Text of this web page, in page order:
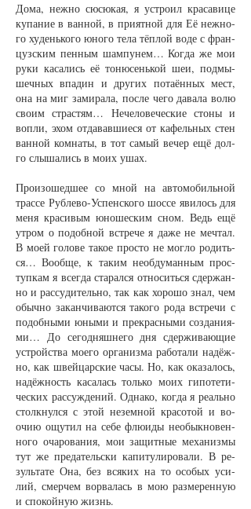
До­ма, неж­но сю­сю­кая, я устро­ил кра­са­ви­це
ку­па­ние в ван­ной, в при­ят­ной для Её неж­но­
го ху­день­ко­го юно­го те­ла тёп­лой во­де с фран­
цуз­ским пен­ным шам­пу­нем… Ког­да же мои
ру­ки ка­са­лись её то­ню­сень­кой шеи, под­мы­
шеч­ных впа­дин и дру­гих по­та­ён­ных мест,
она на миг за­ми­ра­ла, пос­ле че­го да­ва­ла во­лю
сво­им страс­тям… Не­че­ло­ве­чес­кие сто­ны и
воп­ли, эхом от­да­вав­ши­е­ся от ка­фель­ных стен
ван­ной ком­на­ты, в тот са­мый ве­чер ещё дол­
го слы­ша­лись в мо­их ушах.
Про­изо­шед­шее со мной на ав­то­мо­биль­ной
трас­се Руб­ле­во-Успен­ско­го шос­се яви­лось для
ме­ня кра­си­вым юно­шес­ким сном. Ведь ещё
ут­ром о по­доб­ной встре­че я да­же не меч­тал.
В мо­ей го­ло­ве та­кое прос­то не мог­ло ро­дить­
ся… Во­об­ще, к та­ким не­об­ду­ман­ным прос­
туп­кам я всег­да ста­рал­ся от­но­сить­ся сдер­жан­
но и рас­су­ди­тель­но, так как хо­ро­шо знал, чем
обыч­но за­кан­чи­ва­ют­ся та­ко­го ро­да встре­чи с
по­доб­ны­ми юны­ми и пре­крас­ны­ми со­зда­ни­я­
ми… До се­год­няш­не­го дня сдер­жи­ва­ю­щие
устройст­ва мо­е­го ор­га­низ­ма ра­бо­та­ли на­дёж­
но, как швей­цар­ские ча­сы. Но, как ока­за­лось,
на­дёж­ность ка­са­лась толь­ко мо­их ги­по­те­ти­
чес­ких рас­суж­де­ний. Од­на­ко, ког­да я ре­аль­но
столк­нул­ся с этой не­зем­ной кра­со­той и во­
очию ощу­тил на се­бе флю­и­ды не­обык­но­вен­
но­го оча­ро­ва­ния, мои за­щит­ные ме­ха­низ­мы
тут же пре­да­тель­ски ка­пи­ту­ли­ро­ва­ли. В ре­
зуль­та­те Она, без вся­ких на то осо­бых уси­
лий, смер­чем во­рва­лась в мою раз­ме­рен­ную
и спо­кой­ную жизнь.